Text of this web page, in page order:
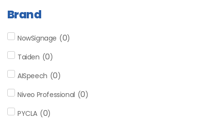
Brand
NowSignage (0)
Taiden (0)
AISpeech (0)
Niveo Professional (0)
PYCLA (0)